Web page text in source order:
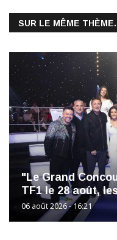
SUR LE MÊME
"Le Grand
TF1 le 28 août,
06 août 2026 - 16:21